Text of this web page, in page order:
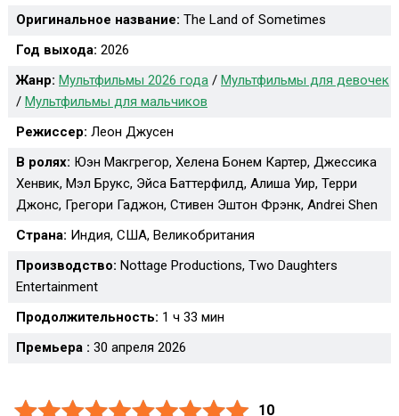
Оригинальное название: The Land of Sometimes
Год выхода: 2026
Жанр: Мультфильмы 2026 года / Мультфильмы для девочек
/ Мультфильмы для мальчиков
Режиссер: Леон Джусен
В ролях: Юэн Макгрегор, Хелена Бонем Картер, Джессика
Хенвик, Мэл Брукс, Эйса Баттерфилд, Алиша Уир, Терри
Джонс, Грегори Гаджон, Стивен Эштон Фрэнк, Andrei Shen
Страна: Индия, США, Великобритания
Производство: Nottage Productions, Two Daughters
Entertainment
Продолжительность: 1 ч 33 мин
Премьера : 30 апреля 2026
10